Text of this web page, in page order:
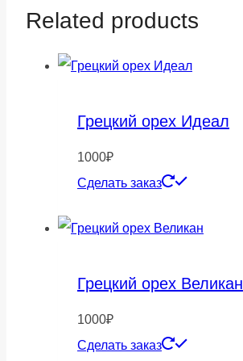
Related products
Грецкий орех Идеал
1000₽
Сделать заказ
Грецкий орех Великан
1000₽
Сделать заказ